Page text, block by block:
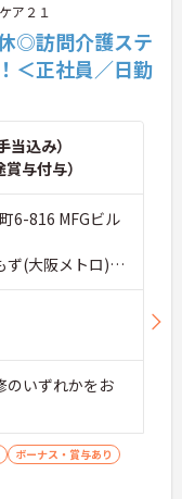
ア２１
◎訪問介護ステ
＜正社員／日勤
当込み）
与付与）
6-816 MFGビル
ず(大阪メトロ)
いずれかをお
ボーナス・賞与あり